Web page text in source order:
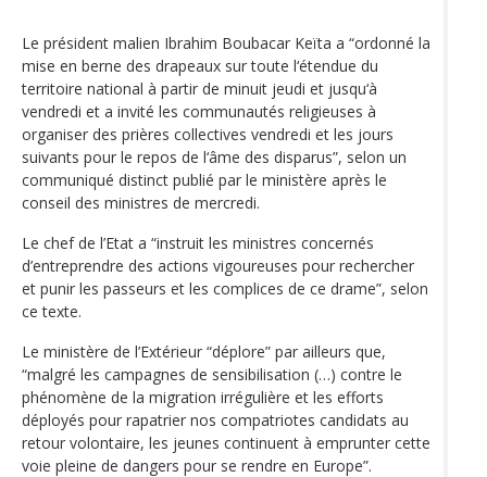
Le président malien Ibrahim Boubacar Keïta a “ordonné la
mise en berne des drapeaux sur toute l‘étendue du
territoire national à partir de minuit jeudi et jusqu‘à
vendredi et a invité les communautés religieuses à
organiser des prières collectives vendredi et les jours
suivants pour le repos de l‘âme des disparus”, selon un
communiqué distinct publié par le ministère après le
conseil des ministres de mercredi.
Le chef de l’Etat a “instruit les ministres concernés
d’entreprendre des actions vigoureuses pour rechercher
et punir les passeurs et les complices de ce drame”, selon
ce texte.
Le ministère de l’Extérieur “déplore” par ailleurs que,
“malgré les campagnes de sensibilisation (…) contre le
phénomène de la migration irrégulière et les efforts
déployés pour rapatrier nos compatriotes candidats au
retour volontaire, les jeunes continuent à emprunter cette
voie pleine de dangers pour se rendre en Europe”.